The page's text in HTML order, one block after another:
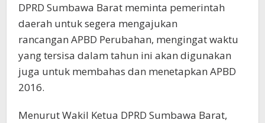
DPRD Sumbawa Barat meminta pemerintah
daerah untuk segera mengajukan
rancangan APBD Perubahan, mengingat waktu
yang tersisa dalam tahun ini akan digunakan
juga untuk membahas dan menetapkan APBD
2016.
Menurut Wakil Ketua DPRD Sumbawa Barat,